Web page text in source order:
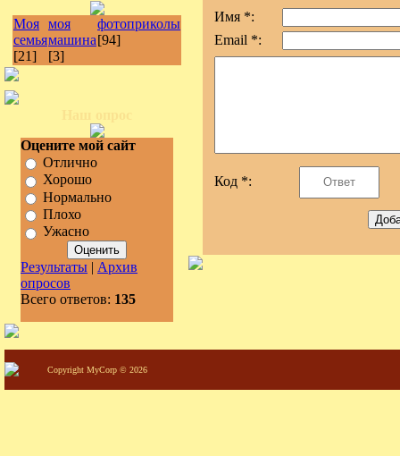
Моя
семья
[21]
моя
машина
[3]
фотоприколы
[94]
Оцените мой сайт
Отлично
Хорошо
Нормально
Плохо
Ужасно
Результаты | Архив
опросов
Всего ответов: 135
Имя *:
Email *:
Код *:
Copyright MyCorp © 2026